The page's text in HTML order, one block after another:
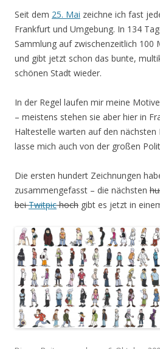
Seit dem 25. Mai zeichne ich fast
Frankfurt und Umgebung. In 134
Sammlung auf zwischenzeitlich 100
und gibt jetzt schon das bunte,
schönen Stadt wieder.
In der Regel laufen mir meine
– meistens stehen sie aber hier in
Haltestelle warten auf den nächsten
lasse mich auch von der großen
Die ersten hundert Zeichnungen
zusammengefasst – die nächsten
beiTwitpichoch gibt es jetzt in